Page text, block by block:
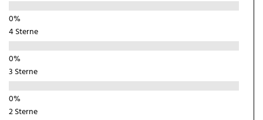
4 Sterne
3 Sterne
2 Sterne